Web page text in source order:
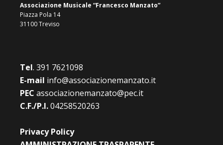
Associazione Musicale “Francesco Manzato”
Piazza Pola 14
31100 Treviso
Tel.391 7621098
E-mail info@associazionemanzato.it
PEC associazionemanzato@pec.it
C.F./P.I.04258520263
Privacy Policy